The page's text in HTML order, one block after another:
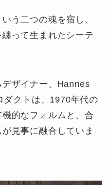
う二つの魂を宿し、
って生まれたシーテ
デザイナー、Hannes
ダクトは、1970年代の
的なフォルムと、合
見事に融合していま